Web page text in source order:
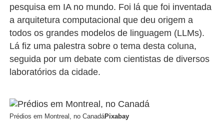
pesquisa em IA no mundo. Foi lá que foi inventada
a arquitetura computacional que deu origem a
todos os grandes modelos de linguagem (LLMs).
Lá fiz uma palestra sobre o tema desta coluna,
seguida por um debate com cientistas de diversos
laboratórios da cidade.
Prédios em Montreal, no CanadáPixabay